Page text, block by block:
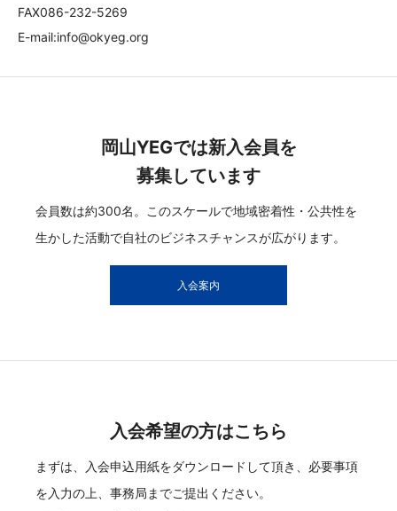
FAX086-232-5269
E-mail:info@okyeg.org
岡山YEGでは新入会員を
募集しています
会員数は約300名。このスケールで地域密着性・公共性を
生かした活動で自社のビジネスチャンスが広がります。
入会案内
入会希望の方はこちら
まずは、入会申込用紙をダウンロードして頂き、必要事項
を入力の上、事務局までご提出ください。